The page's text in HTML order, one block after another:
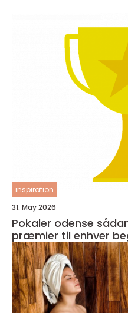
inspiration
31. May 2026
Pokaler odense sådan finder du de rette
præmier til enhver